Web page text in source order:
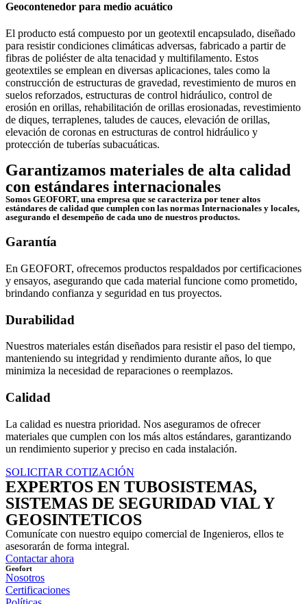
Geocontenedor para medio acuático
El producto está compuesto por un geotextil encapsulado, diseñado
para resistir condiciones climáticas adversas, fabricado a partir de
fibras de poliéster de alta tenacidad y multifilamento. Estos
geotextiles se emplean en diversas aplicaciones, tales como la
construcción de estructuras de gravedad, revestimiento de muros en
suelos reforzados, estructuras de control hidráulico, control de
erosión en orillas, rehabilitación de orillas erosionadas, revestimiento
de diques, terraplenes, taludes de cauces, elevación de orillas,
elevación de coronas en estructuras de control hidráulico y
protección de tuberías subacuáticas.
Garantizamos materiales de alta calidad
con estándares internacionales
Somos GEOFORT, una empresa que se caracteriza por tener altos
estándares de calidad que cumplen con las normas Internacionales y locales,
asegurando el desempeño de cada uno de nuestros productos.
Garantía
En GEOFORT, ofrecemos productos respaldados por certificaciones
y ensayos, asegurando que cada material funcione como prometido,
brindando confianza y seguridad en tus proyectos.
Durabilidad
Nuestros materiales están diseñados para resistir el paso del tiempo,
manteniendo su integridad y rendimiento durante años, lo que
minimiza la necesidad de reparaciones o reemplazos.
Calidad
La calidad es nuestra prioridad. Nos aseguramos de ofrecer
materiales que cumplen con los más altos estándares, garantizando
un rendimiento superior y preciso en cada instalación.
SOLICITAR COTIZACIÓN
EXPERTOS EN TUBOSISTEMAS,
SISTEMAS DE SEGURIDAD VIAL Y
GEOSINTETICOS
Comunícate con nuestro equipo comercial de Ingenieros, ellos te
asesorarán de forma integral.
Contactar ahora
Geofort
Nosotros
Certificaciones